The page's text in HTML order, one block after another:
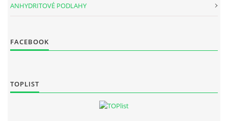
ANHYDRITOVÉ PODLAHY
FACEBOOK
TOPLIST